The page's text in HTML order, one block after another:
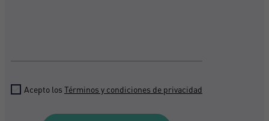
Acepto los Términos y condiciones de privacidad